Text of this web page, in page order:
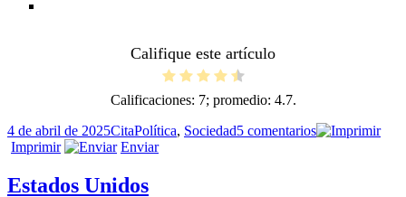
Califique este artículo
Calificaciones: 7; promedio: 4.7.
Publicado
el
4 de abril de 2025Formato
CitaCategorías
Política, Sociedad5 comentariosen
Imprimir Enviar
Estados Unidos